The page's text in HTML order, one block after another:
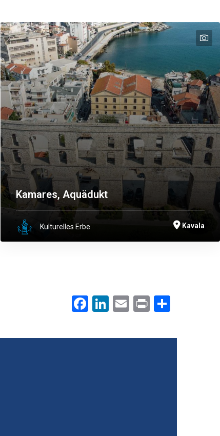
Kamares, Aquädukt
Kulturelles Erbe Kavala
Facebook
LinkedIn
Email
Print